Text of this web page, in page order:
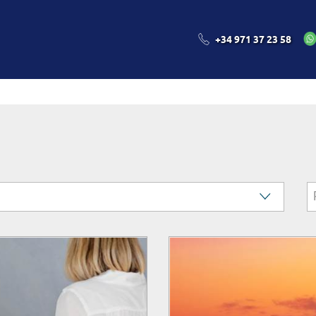
(da 0 a 2 anni)
(da 3 a 4 anni)
(da 13 a 17 anni)
+34 971 37 23 58
Posta elettronica
Hai dimenticato la tua